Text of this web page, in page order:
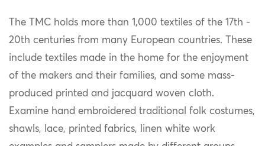
The TMC holds more than 1,000 textiles of the 17th -
20th centuries from many European countries. These
include textiles made in the home for the enjoyment
of the makers and their families, and some mass-
produced printed and jacquard woven cloth.
Examine hand embroidered traditional folk costumes,
shawls, lace, printed fabrics, linen white work